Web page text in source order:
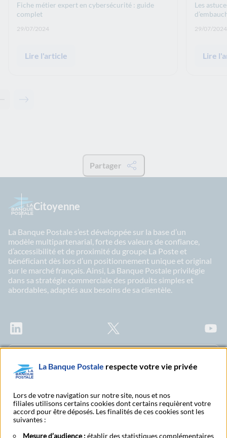
Fiche métier expert en cybersécurité : guide
complet
Date de publication: :
29/07/2024
Lire l'article
Les
Date de
29/07/2024
Lire
Contenu précédent - Actualités associées
Contenu suivant - Actualités associées
Partager
Citoyenne
La Banque Postale s’est développée sur la base d’un
modèle multipartenarial, forte des valeurs de confiance,
d’accessibilité et de proximité du groupe La Poste et
bénéficiant dès lors d’un positionnement unique et original
sur le marché français. Ainsi, La Banque Postale privilégie
dans sa stratégie commerciale des produits simples et
abordables, adaptés aux besoins de sa clientèle.
Citoyenne
Rechercher un bureau
de poste
S'abonner à toutes nos
La Banque Postale respecte votre vie privée
Lors de votre navigation sur notre site, nous et nos
filiales utilisons certains cookies dont certains requièrent votre
accord pour être déposés. Les finalités de ces cookies sont les
suivantes :
Mesure d’audience :établir des statistiques complémentaires